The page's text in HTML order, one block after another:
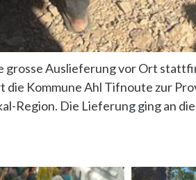
Auslieferung vor Ort
Kommune Ahl Tifnoute zur
Region. Die Lieferung ging an